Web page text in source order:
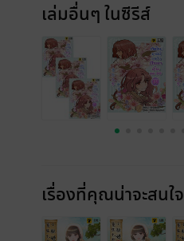
เล่มอื่นๆ ในซีรีส์
เรื่องที่คุณน่าจะสนใจ